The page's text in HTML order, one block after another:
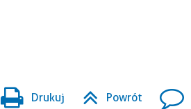
Drukuj Powrót